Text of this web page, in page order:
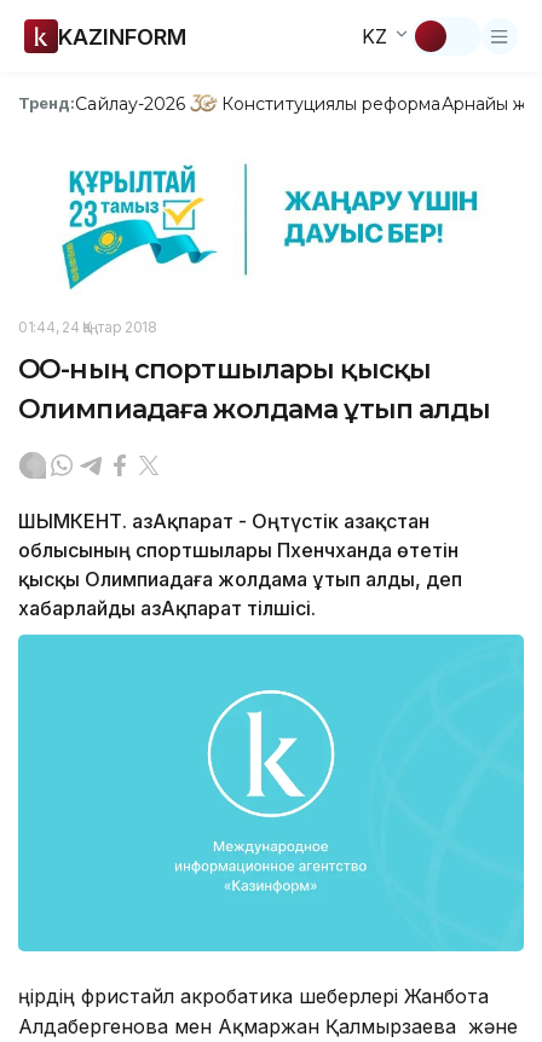
KAZINFORM KZ
Тренд:Сайлау-2026 Конституциялық реформаАрнайы
01:44, 24 Қаңтар 2018
ОҚО-ның спортшылары қысқы
Олимпиадаға жолдама ұтып алды
ШЫМКЕНТ. ҚазАқпарат - Оңтүстік Қазақстан
облысының спортшылары Пхенчханда өтетін
қысқы Олимпиадаға жолдама ұтып алды, деп
хабарлайды ҚазАқпарат тілшісі.
Өңірдің фристайл акробатика шеберлері Жанбота
Алдабергенова мен Ақмаржан Қалмырзаева және